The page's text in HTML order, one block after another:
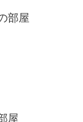
部屋
屋